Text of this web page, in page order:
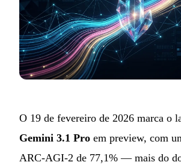
O 19 de fevereiro de 2026 marca o
Gemini 3.1 Pro em preview, com
ARC-AGI-2 de 77,1% — mais do